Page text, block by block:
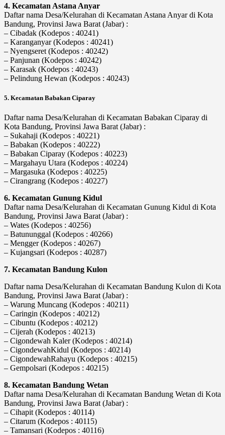
4. Kecamatan Astana Anyar
Daftar nama Desa/Kelurahan di Kecamatan Astana Anyar di Kota
Bandung, Provinsi Jawa Barat (Jabar) :
– Cibadak (Kodepos : 40241)
– Karanganyar (Kodepos : 40241)
– Nyengseret (Kodepos : 40242)
– Panjunan (Kodepos : 40242)
– Karasak (Kodepos : 40243)
– Pelindung Hewan (Kodepos : 40243)
5. Kecamatan Babakan Ciparay
Daftar nama Desa/Kelurahan di Kecamatan Babakan Ciparay di
Kota Bandung, Provinsi Jawa Barat (Jabar) :
– Sukahaji (Kodepos : 40221)
– Babakan (Kodepos : 40222)
– Babakan Ciparay (Kodepos : 40223)
– Margahayu Utara (Kodepos : 40224)
– Margasuka (Kodepos : 40225)
– Cirangrang (Kodepos : 40227)
6. Kecamatan Gunung Kidul
Daftar nama Desa/Kelurahan di Kecamatan Gunung Kidul di Kota
Bandung, Provinsi Jawa Barat (Jabar) :
– Wates (Kodepos : 40256)
– Batununggal (Kodepos : 40266)
– Mengger (Kodepos : 40267)
– Kujangsari (Kodepos : 40287)
7. Kecamatan Bandung Kulon
Daftar nama Desa/Kelurahan di Kecamatan Bandung Kulon di Kota
Bandung, Provinsi Jawa Barat (Jabar) :
– Warung Muncang (Kodepos : 40211)
– Caringin (Kodepos : 40212)
– Cibuntu (Kodepos : 40212)
– Cijerah (Kodepos : 40213)
– Cigondewah Kaler (Kodepos : 40214)
– CigondewahKidul (Kodepos : 40214)
– CigondewahRahayu (Kodepos : 40215)
– Gempolsari (Kodepos : 40215)
8. Kecamatan Bandung Wetan
Daftar nama Desa/Kelurahan di Kecamatan Bandung Wetan di Kota
Bandung, Provinsi Jawa Barat (Jabar) :
– Cihapit (Kodepos : 40114)
– Citarum (Kodepos : 40115)
– Tamansari (Kodepos : 40116)